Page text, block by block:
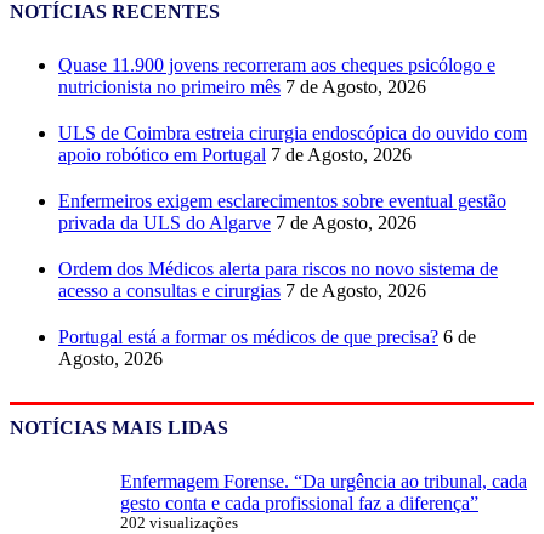
NOTÍCIAS RECENTES
Quase 11.900 jovens recorreram aos cheques psicólogo e
nutricionista no primeiro mês 7 de Agosto, 2026
ULS de Coimbra estreia cirurgia endoscópica do ouvido com
apoio robótico em Portugal 7 de Agosto, 2026
Enfermeiros exigem esclarecimentos sobre eventual gestão
privada da ULS do Algarve 7 de Agosto, 2026
Ordem dos Médicos alerta para riscos no novo sistema de
acesso a consultas e cirurgias 7 de Agosto, 2026
Portugal está a formar os médicos de que precisa? 6 de
Agosto, 2026
NOTÍCIAS MAIS LIDAS
Enfermagem Forense. “Da urgência ao tribunal, cada
gesto conta e cada profissional faz a diferença”
202 visualizações